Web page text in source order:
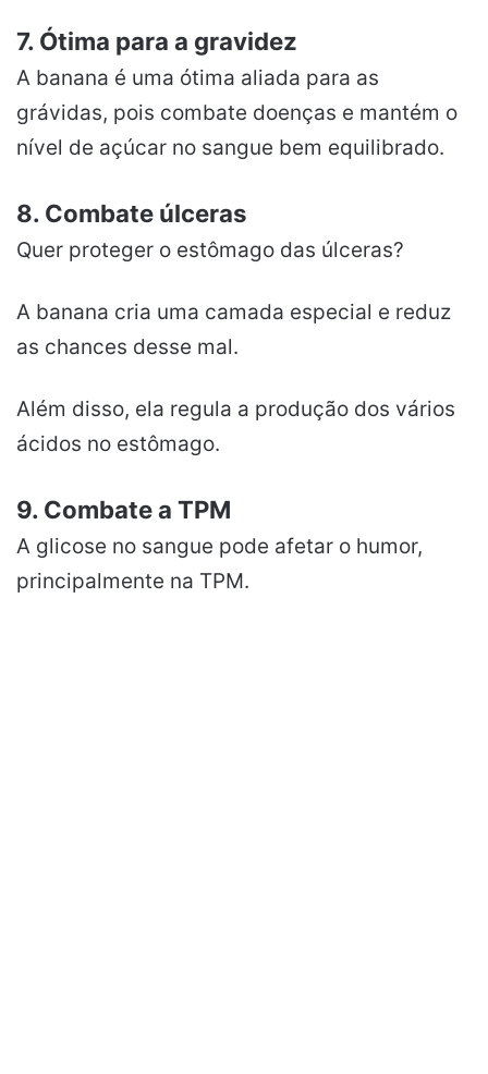
7. Ótima para a gravidez
A banana é uma ótima aliada para as
grávidas, pois combate doenças e mantém o
nível de açúcar no sangue bem equilibrado.
8. Combate úlceras
Quer proteger o estômago das úlceras?
A banana cria uma camada especial e reduz
as chances desse mal.
Além disso, ela regula a produção dos vários
ácidos no estômago.
9. Combate a TPM
A glicose no sangue pode afetar o humor,
principalmente na TPM.